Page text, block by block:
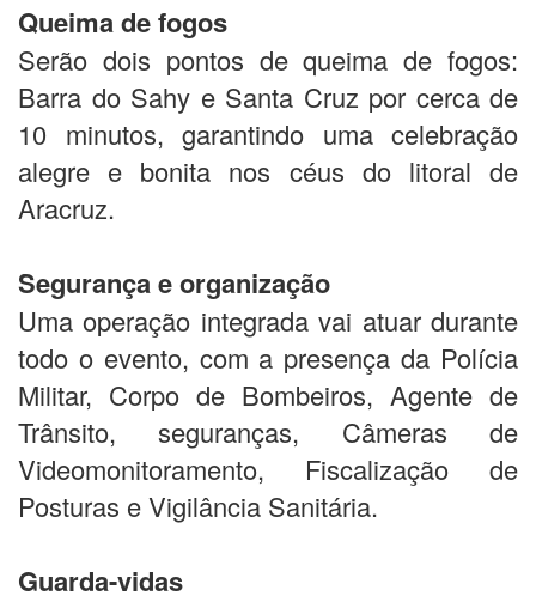
Queima de fogos
Serão dois pontos de queima de fogos:
Barra do Sahy e Santa Cruz por cerca de
10 minutos, garantindo uma celebração
alegre e bonita nos céus do litoral de
Aracruz.
Segurança e organização
Uma operação integrada vai atuar durante
todo o evento, com a presença da Polícia
Militar, Corpo de Bombeiros, Agente de
Trânsito, seguranças, Câmeras de
Videomonitoramento, Fiscalização de
Posturas e Vigilância Sanitária.
Guarda-vidas